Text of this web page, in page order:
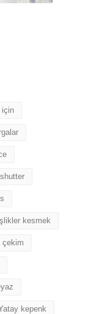
için
kesmek
çekim
kepenk